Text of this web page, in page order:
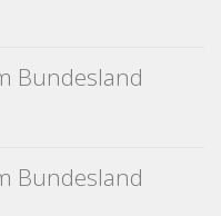
Bundesland
Bundesland